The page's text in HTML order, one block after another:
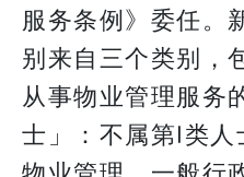
服务条例》委任。
别来自三个类别，
从事物业管理服务
士」：不属第I类